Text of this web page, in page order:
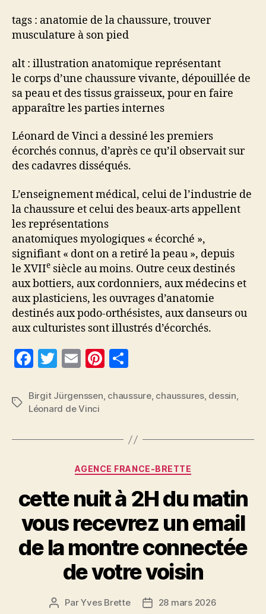
tags : anatomie de la chaussure, trouver
musculature à son pied
alt : illustration anatomique représentant
le corps d’une chaussure vivante, dépouillée de
sa peau et des tissus graisseux, pour en faire
apparaître les parties internes
Léonard de Vinci a dessiné les premiers
écorchés connus, d’après ce qu’il observait sur
des cadavres disséqués.
L’enseignement médical, celui de l’industrie de
la chaussure et celui des beaux-arts appellent
les représentations
anatomiques myologiques « écorché »,
signifiant « dont on a retiré la peau », depuis
le XVIIe siècle au moins. Outre ceux destinés
aux bottiers, aux cordonniers, aux médecins et
aux plasticiens, les ouvrages d’anatomie
destinés aux podo-orthésistes, aux danseurs ou
aux culturistes sont illustrés d’écorchés.
F
c
e
b
k
T
itt
er
E
ai
l
Pi
er
t
rt
g
Étiquettes
Birgit Jürgenssen, chaussure, chaussures, dessin,
Léonard de Vinci
Catégories
AGENCE FRANCE-BRETTE
cette nuit à 2H du matin
vous recevrez un email
de la montre connectée
de votre voisin
Auteur
ParYves Brette
Date28 mars 2026